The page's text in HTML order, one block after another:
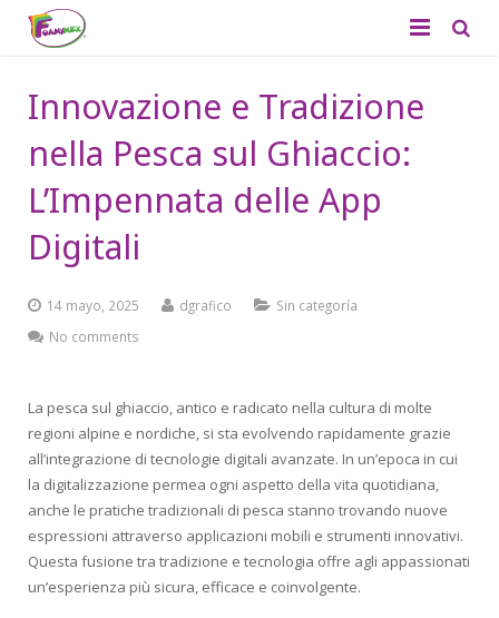
Foamy Liso
Foamy Diamantado
Didácticos
Aplicaciones
Catálogo
Innovazione e Tradizione
nella Pesca sul Ghiaccio:
L’Impennata delle App
Digitali
14 mayo, 2025 dgrafico
Sin categoría
No comments
La pesca sul ghiaccio, antico e radicato nella cultura di molte
regioni alpine e nordiche, si sta evolvendo rapidamente grazie
all’integrazione di tecnologie digitali avanzate. In un’epoca in cui
la digitalizzazione permea ogni aspetto della vita quotidiana,
anche le pratiche tradizionali di pesca stanno trovando nuove
espressioni attraverso applicazioni mobili e strumenti innovativi.
Questa fusione tra tradizione e tecnologia offre agli appassionati
un’esperienza più sicura, efficace e coinvolgente.